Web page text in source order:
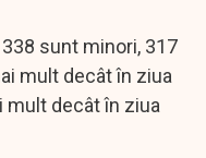
sunt minori, 317
mult decât în ziua
mult decât în ziua